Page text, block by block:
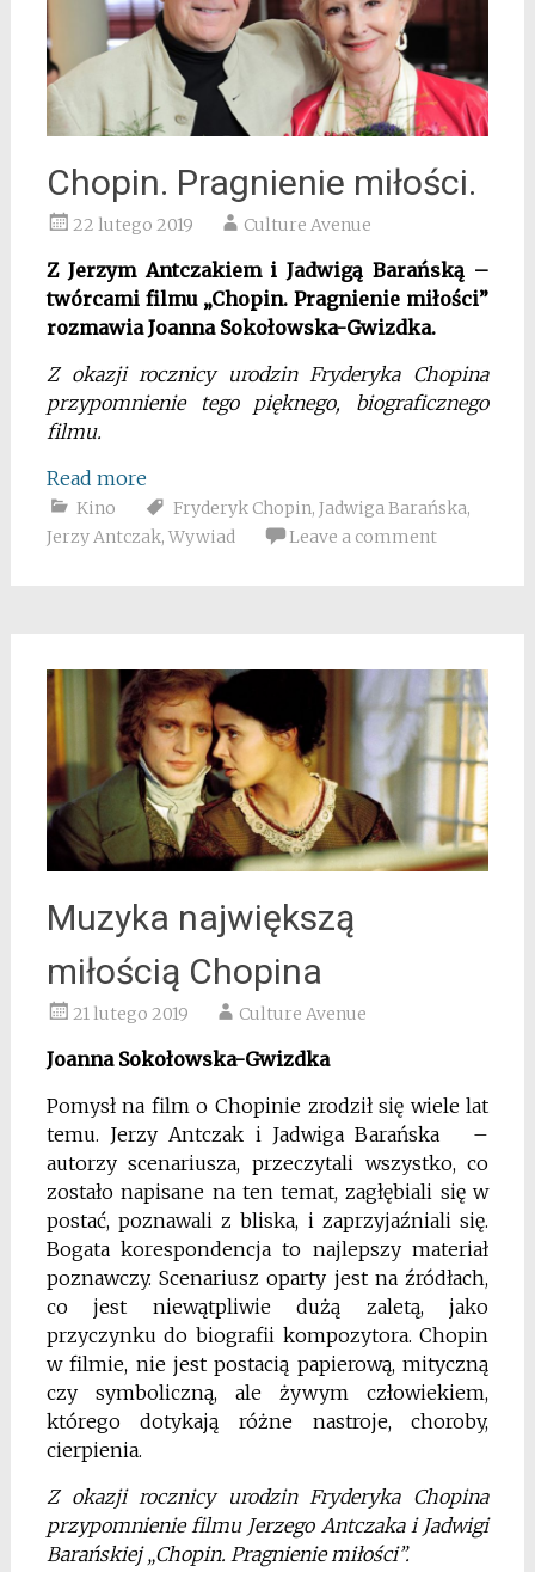
Chopin. Pragnienie miłości.
22 lutego 2019 Culture Avenue
Z Jerzym Antczakiem i Jadwigą Barańską –
twórcami filmu „Chopin. Pragnienie miłości”
rozmawia Joanna Sokołowska-Gwizdka.
Z okazji rocznicy urodzin Fryderyka Chopina
przypomnienie tego pięknego, biograficznego
filmu.
Read more
Kino Fryderyk Chopin, Jadwiga Barańska,
Jerzy Antczak, Wywiad Leave a comment
Muzyka największą
miłością Chopina
21 lutego 2019 Culture Avenue
Joanna Sokołowska-Gwizdka
Pomysł na film o Chopinie zrodził się wiele lat
temu. Jerzy Antczak i Jadwiga Barańska –
autorzy scenariusza, przeczytali wszystko, co
zostało napisane na ten temat, zagłębiali się w
postać, poznawali z bliska, i zaprzyjaźniali się.
Bogata korespondencja to najlepszy materiał
poznawczy. Scenariusz oparty jest na źródłach,
co jest niewątpliwie dużą zaletą, jako
przyczynku do biografii kompozytora. Chopin
w filmie, nie jest postacią papierową, mityczną
czy symboliczną, ale żywym człowiekiem,
którego dotykają różne nastroje, choroby,
cierpienia.
Z okazji rocznicy urodzin Fryderyka Chopina
przypomnienie filmu Jerzego Antczaka i Jadwigi
Barańskiej „Chopin. Pragnienie miłości”.